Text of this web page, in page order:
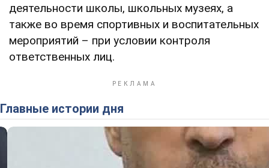
деятельности школы, школьных музеях, а
также во время спортивных и воспитательных
мероприятий – при условии контроля
ответственных лиц.
Главные истории дня